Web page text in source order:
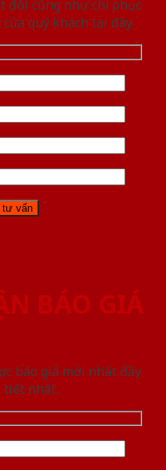
đối cũng như chỉ phục
quý khách tại đây.
BÁO GIÁ
báo giá mới nhât đầy
tiết nhất.